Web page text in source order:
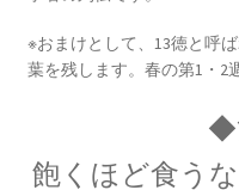
_【赤方偏移を
※おまけとして、13徳と呼
葉を残します。春の第1・2
◆
飽くほど食う